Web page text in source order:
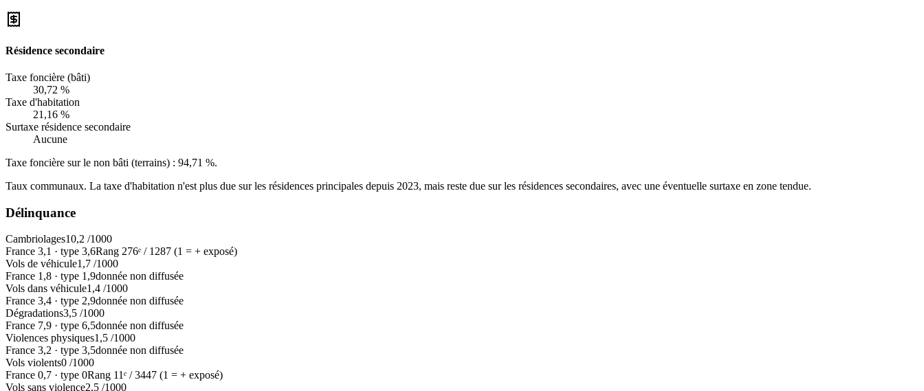
Résidence secondaire
Taxe foncière (bâti)
30,72 %
Taxe d'habitation
21,16 %
Surtaxe résidence secondaire
Aucune
Taxe foncière sur le non bâti (terrains) : 94,71 %.
Taux communaux. La taxe d'habitation n'est plus due sur les résidences principales depuis 2023, mais reste due sur les résidences secondaires, avec une éventuelle surtaxe en zone tendue.
Délinquance
Cambriolages10,2 /1000
France 3,1 · type 3,6Rang 276ᵉ / 1287 (1 = + exposé)
Vols de véhicule1,7 /1000
France 1,8 · type 1,9donnée non diffusée
Vols dans véhicule1,4 /1000
France 3,4 · type 2,9donnée non diffusée
Dégradations3,5 /1000
France 7,9 · type 6,5donnée non diffusée
Violences physiques1,5 /1000
France 3,2 · type 3,5donnée non diffusée
Vols violents0 /1000
France 0,7 · type 0Rang 11ᵉ /3447 (1 = + exposé)
Vols sans violence2,5 /1000